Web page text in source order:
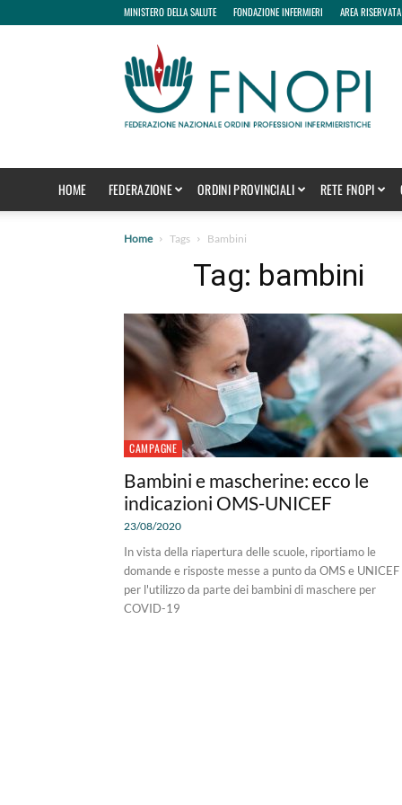
MINISTERO DELLA SALUTE FONDAZIONE INFERMIERI AREA
HOME FEDERAZIONE ORDINI PROVINCIALI RETE FNOPI
Home Tags Bambini
Tag: bambini
CAMPAGNE
Bambini e mascherine: ecco le
indicazioni OMS-UNICEF
23/08/2020
In vista della riapertura delle scuole, riportiamo le
domande e risposte messe a punto da OMS e UNICEF
per l'utilizzo da parte dei bambini di maschere per
COVID-19